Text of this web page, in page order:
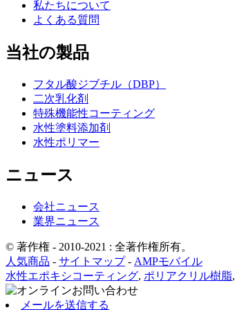
私たちについて
よくある質問
当社の製品
フタル酸ジブチル（DBP）
二次乳化剤
特殊機能性コーティング
水性塗料添加剤
水性ポリマー
ニュース
会社ニュース
業界ニュース
© 著作権 - 2010-2021 : 全著作権所有。
人気商品 - サイトマップ- AMPモバイル
水性エポキシコーティング, ポリアクリル樹脂,
メールを送信する